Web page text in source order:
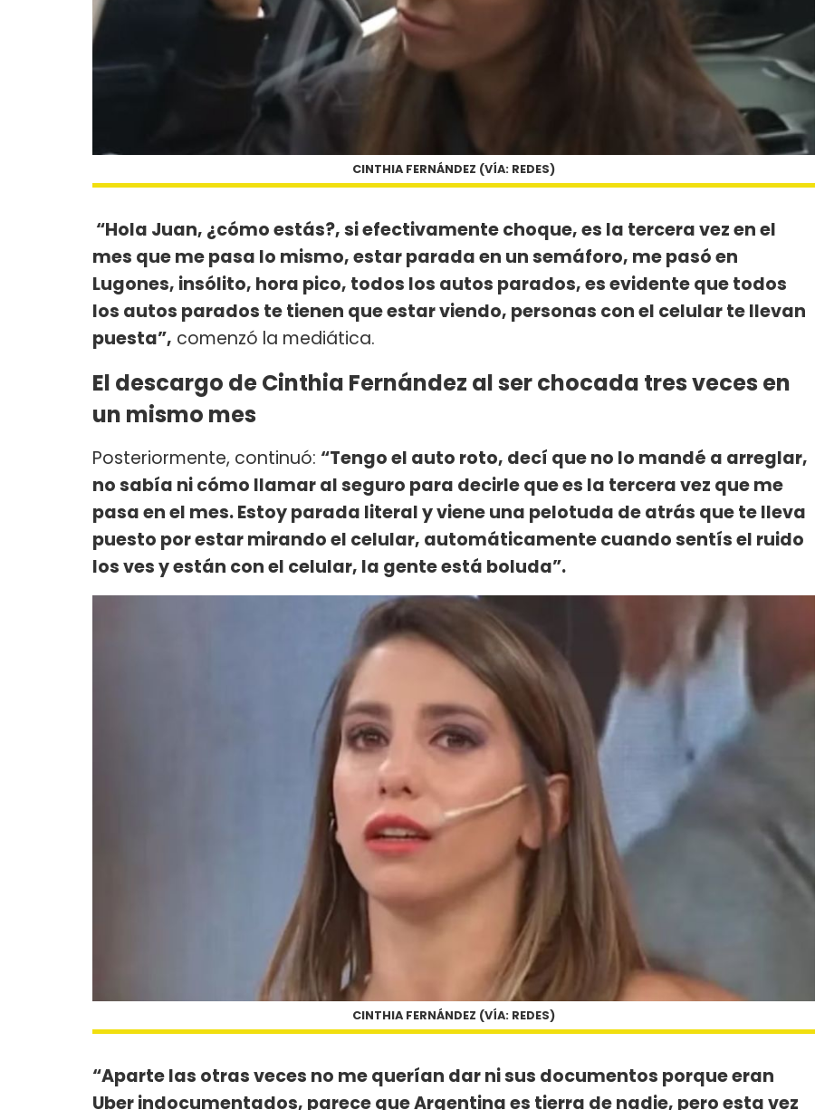
CINTHIA FERNÁNDEZ (VÍA: REDES)
“Hola Juan, ¿cómo estás?, si efectivamente choque, es la tercera vez en el
mes que me pasa lo mismo, estar parada en un semáforo, me pasó en
Lugones, insólito, hora pico, todos los autos parados, es evidente que todos
los autos parados te tienen que estar viendo, personas con el celular te llevan
puesta”, comenzó la mediática.
El descargo de Cinthia Fernández al ser chocada tres veces en
un mismo mes
Posteriormente, continuó: “Tengo el auto roto, decí que no lo mandé a arreglar,
no sabía ni cómo llamar al seguro para decirle que es la tercera vez que me
pasa en el mes. Estoy parada literal y viene una pelotuda de atrás que te lleva
puesto por estar mirando el celular, automáticamente cuando sentís el ruido
los ves y están con el celular, la gente está boluda”.
CINTHIA FERNÁNDEZ (VÍA: REDES)
“Aparte las otras veces no me querían dar ni sus documentos porque eran
Uber indocumentados, parece que Argentina es tierra de nadie, pero esta vez